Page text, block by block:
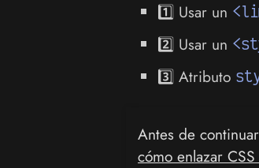
1️⃣ Usar un
2️⃣ Usar un
3️⃣ Atributo
Antes de
cómo enlazar